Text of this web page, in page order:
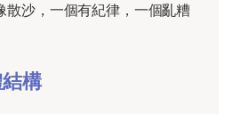
散沙，一個有紀律，一個亂糟
構